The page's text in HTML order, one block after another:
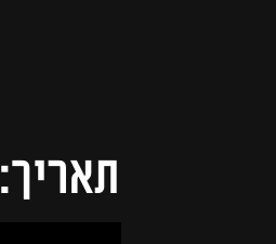
תאריך: 26.02.2026 (פורים 2026)